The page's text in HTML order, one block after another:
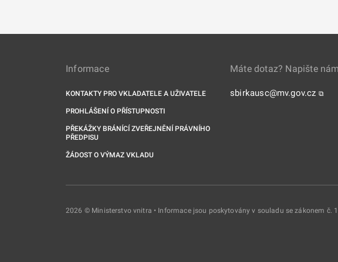
Informace
KONTAKTY PRO VKLADATELE A UŽIVATELE
PROHLÁŠENÍ O PŘÍSTUPNOSTI
PŘEKÁŽKY BRÁNÍCÍ ZVEŘEJNĚNÍ PRÁVNÍHO
PŘEDPISU
ŽÁDOST O VÝMAZ VKLADU
Máte dotaz? Napište nám
sbirkausc@mv.gov.cz ⧉
2026 © Ministerstvo vnitra • Informace jsou poskytovány v souladu se zákonem č.